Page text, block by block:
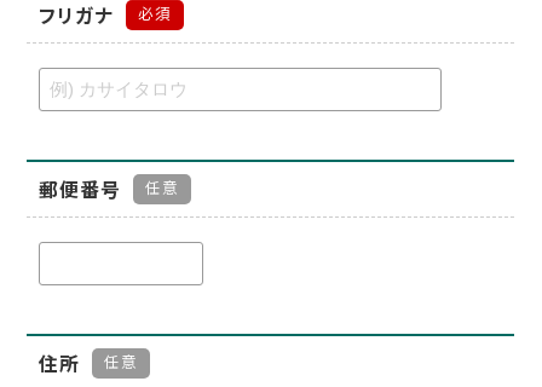
フリガナ 必須
郵便番号 任意
住所 任意